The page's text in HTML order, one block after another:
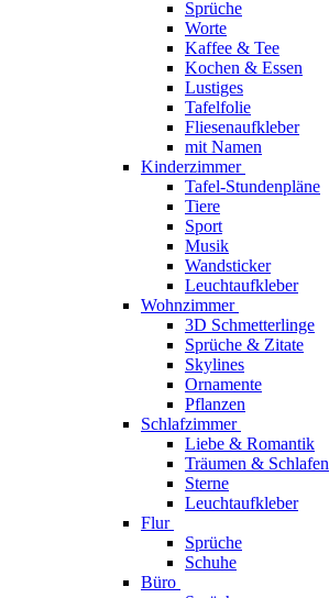
Sprüche
Worte
Kaffee & Tee
Kochen & Essen
Lustiges
Tafelfolie
Fliesenaufkleber
mit Namen
Kinderzimmer
Tafel-Stundenpläne
Tiere
Sport
Musik
Wandsticker
Leuchtaufkleber
Wohnzimmer
3D Schmetterlinge
Sprüche & Zitate
Skylines
Ornamente
Pflanzen
Schlafzimmer
Liebe & Romantik
Träumen & Schlafen
Sterne
Leuchtaufkleber
Flur
Sprüche
Schuhe
Büro